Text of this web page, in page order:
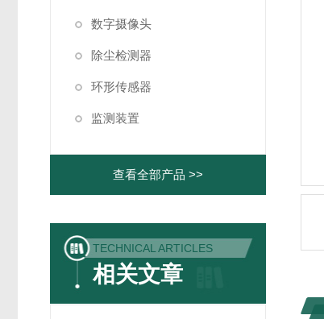
数字摄像头
除尘检测器
环形传感器
监测装置
查看全部产品 >>
TECHNICAL ARTICLES
相关文章